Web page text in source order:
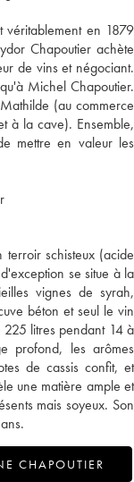
véritablement en 1879
Chapoutier achète
de vins et négociant.
Michel Chapoutier.
(au commerce
à la cave). Ensemble,
mettre en valeur les
schisteux (acide
se situe à la
vignes de syrah,
béton et seul le vin
225 litres pendant 14 à
profond, les arômes
de cassis confit, et
une matière ample et
mais soyeux. Son
CHAPOUTIER